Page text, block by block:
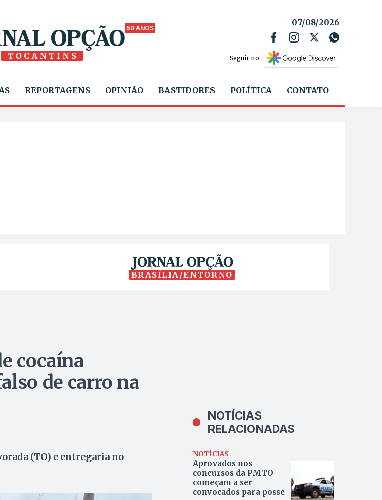
50 ANOS
07/08/2026
Seguir no
REPORTAGENS OPINIÃO BASTIDORES POLÍTICA CONTATO
BRASÍLIA/ENTORNO
cocaína
de carro na
(TO) e entregaria no
NOTÍCIAS
RELACIONADAS
NOTÍCIAS
Aprovados nos
concursos da PMTO
começam a ser
convocados para posse